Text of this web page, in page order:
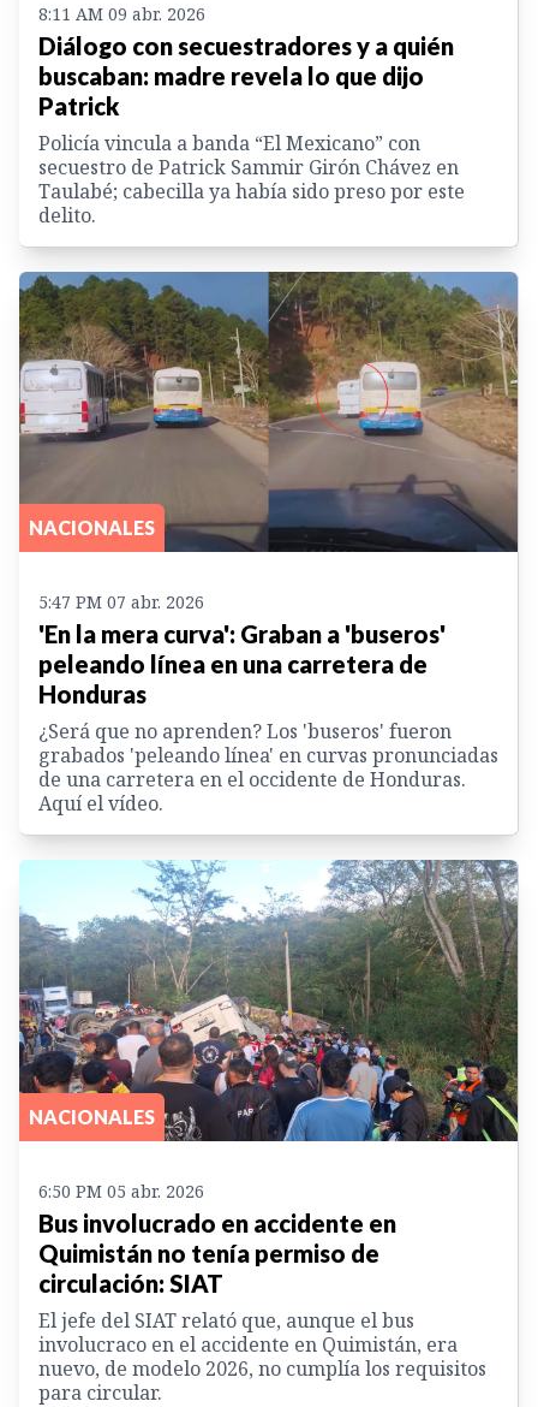
8:11 AM 09 abr. 2026
Diálogo con secuestradores y a quién
buscaban: madre revela lo que dijo
Patrick
Policía vincula a banda “El Mexicano” con
secuestro de Patrick Sammir Girón Chávez en
Taulabé; cabecilla ya había sido preso por este
delito.
NACIONALES
5:47 PM 07 abr. 2026
'En la mera curva': Graban a 'buseros'
peleando línea en una carretera de
Honduras
¿Será que no aprenden? Los 'buseros' fueron
grabados 'peleando línea' en curvas pronunciadas
de una carretera en el occidente de Honduras.
Aquí el vídeo.
NACIONALES
6:50 PM 05 abr. 2026
Bus involucrado en accidente en
Quimistán no tenía permiso de
circulación: SIAT
El jefe del SIAT relató que, aunque el bus
involucraco en el accidente en Quimistán, era
nuevo, de modelo 2026, no cumplía los requisitos
para circular.